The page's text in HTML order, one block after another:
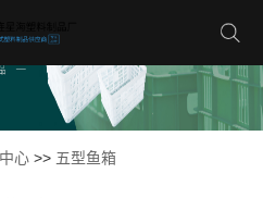
心 >> 五型鱼箱